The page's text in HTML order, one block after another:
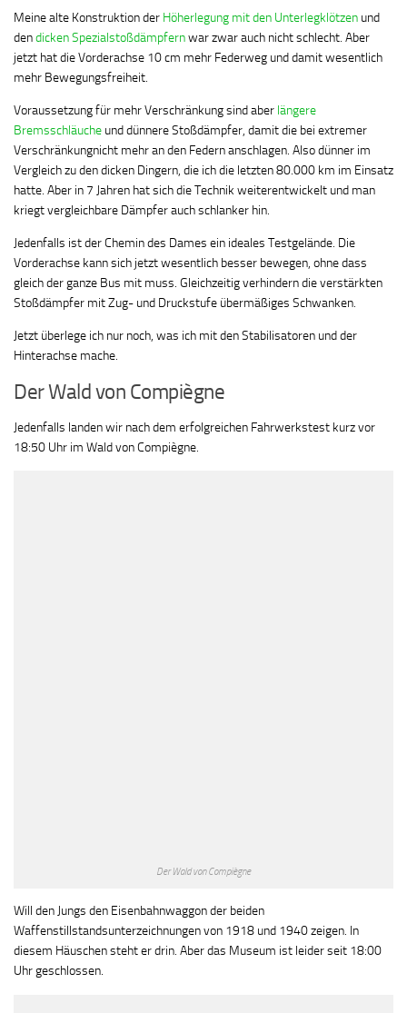
Meine alte Konstruktion der Höherlegung mit den Unterlegklötzen und
dendicken Spezialstoßdämpfernwar zwar auch nicht schlecht. Aber
jetzt hat die Vorderachse 10 cm mehr Federweg und damit wesentlich
mehr Bewegungsfreiheit.
Voraussetzung für mehr Verschränkung sind aber längere
Bremsschläuche und dünnere Stoßdämpfer, damit die bei extremer
Verschränkungnicht mehr an den Federn anschlagen. Also dünner im
Vergleich zu den dicken Dingern, die ich die letzten 80.000 km im Einsatz
hatte. Aber in 7 Jahren hat sich die Technik weiterentwickelt und man
kriegt vergleichbare Dämpfer auch schlanker hin.
Jedenfalls ist der Chemin des Dames ein ideales Testgelände. Die
Vorderachse kann sich jetzt wesentlich besser bewegen, ohne dass
gleich der ganze Bus mit muss. Gleichzeitig verhindern die verstärkten
Stoßdämpfer mit Zug- und Druckstufe übermäßiges Schwanken.
Jetzt überlege ich nur noch, was ich mit den Stabilisatoren und der
Hinterachse mache.
Der Wald von Compiègne
Jedenfalls landen wir nach dem erfolgreichen Fahrwerkstest kurz vor
18:50 Uhr im Wald von Compiègne.
Der Wald von Compiègne
Will den Jungs den Eisenbahnwaggon der beiden
Waffenstillstandsunterzeichnungen von 1918 und 1940 zeigen. In
diesem Häuschen steht er drin. Aber das Museum ist leider seit 18:00
Uhr geschlossen.